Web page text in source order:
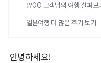
양OO 고객님의 여행 살펴보
일본여행 더 많은 후기 보기
안녕하세요!